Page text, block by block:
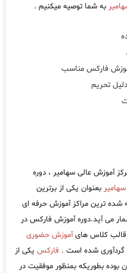
به شما توصیه میکنیم .
فارکس مناسب
تحریم
آموزش عالی سهامیر ، دوره
سهامیر بعنوان یکی از برترین
شده ترین مراکز آموزش حرفه ای
می آید.دوره آموزش فارکس در
قالب کلاس هایآموزش حضوری
گردآوری شده است . فارکس یکی از
بطوریکه بمنظور موفقیت در